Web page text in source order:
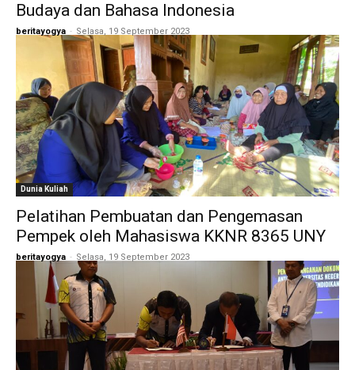
Budaya dan Bahasa Indonesia
beritayogya - Selasa, 19 September 2023
Dunia Kuliah
Pelatihan Pembuatan dan Pengemasan
Pempek oleh Mahasiswa KKNR 8365 UNY
beritayogya - Selasa, 19 September 2023